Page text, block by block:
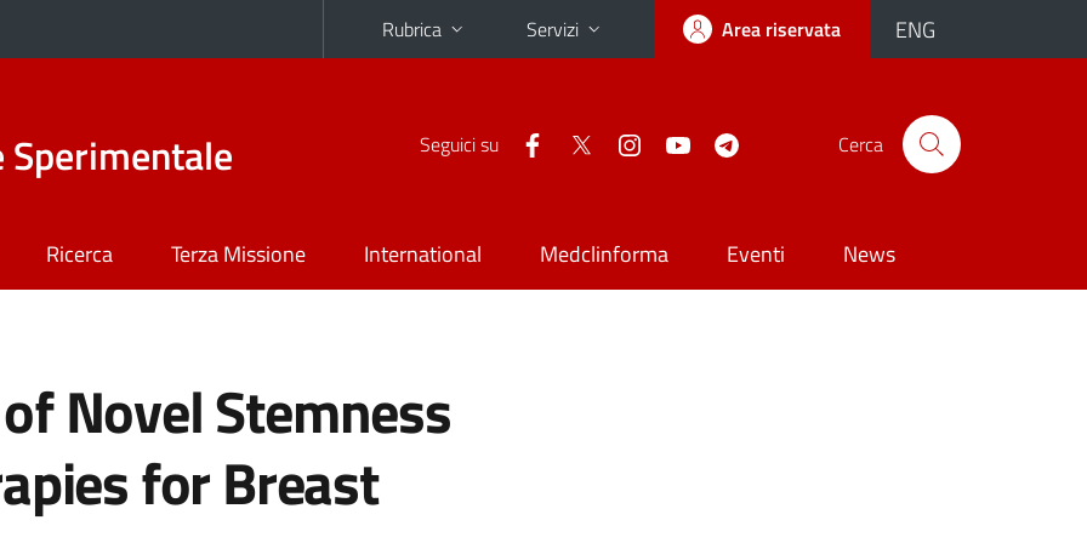
Rubrica Servizi Area riservata ENG
Sperimentale Seguici su Cerca
Ricerca Terza Missione International Medclinforma Eventi News
Novel Stemness
for Breast